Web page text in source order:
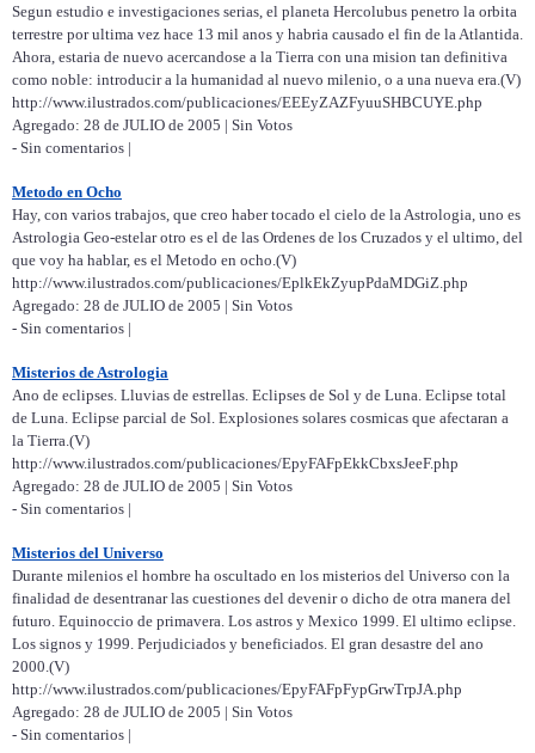
Segun estudio e investigaciones serias, el planeta Hercolubus penetro la orbita
terrestre por ultima vez hace 13 mil anos y habria causado el fin de la Atlantida.
Ahora, estaria de nuevo acercandose a la Tierra con una mision tan definitiva
como noble: introducir a la humanidad al nuevo milenio, o a una nueva era.(V)
http://www.ilustrados.com/publicaciones/EEEyZAZFyuuSHBCUYE.php
Agregado: 28 de JULIO de 2005 | Sin Votos
- Sin comentarios |
Metodo en Ocho
Hay, con varios trabajos, que creo haber tocado el cielo de la Astrologia, uno es
Astrologia Geo-estelar otro es el de las Ordenes de los Cruzados y el ultimo, del
que voy ha hablar, es el Metodo en ocho.(V)
http://www.ilustrados.com/publicaciones/EplkEkZyupPdaMDGiZ.php
Agregado: 28 de JULIO de 2005 | Sin Votos
- Sin comentarios |
Misterios de Astrologia
Ano de eclipses. Lluvias de estrellas. Eclipses de Sol y de Luna. Eclipse total
de Luna. Eclipse parcial de Sol. Explosiones solares cosmicas que afectaran a
la Tierra.(V)
http://www.ilustrados.com/publicaciones/EpyFAFpEkkCbxsJeeF.php
Agregado: 28 de JULIO de 2005 | Sin Votos
- Sin comentarios |
Misterios del Universo
Durante milenios el hombre ha oscultado en los misterios del Universo con la
finalidad de desentranar las cuestiones del devenir o dicho de otra manera del
futuro. Equinoccio de primavera. Los astros y Mexico 1999. El ultimo eclipse.
Los signos y 1999. Perjudiciados y beneficiados. El gran desastre del ano
2000.(V)
http://www.ilustrados.com/publicaciones/EpyFAFpFypGrwTrpJA.php
Agregado: 28 de JULIO de 2005 | Sin Votos
- Sin comentarios |